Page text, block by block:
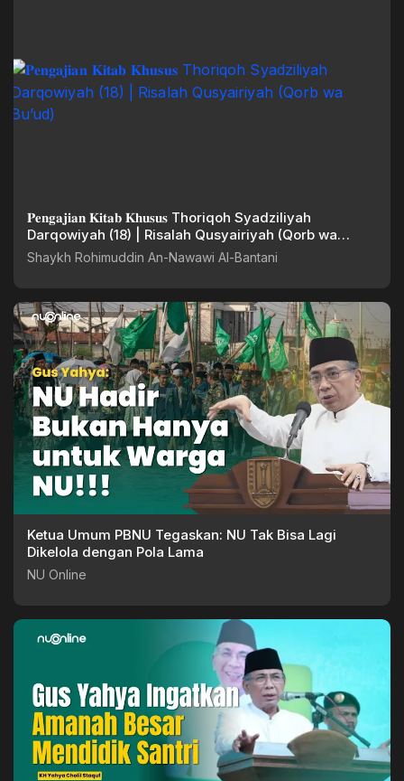
𝐏𝐞𝐧𝐠𝐚𝐣𝐢𝐚𝐧 𝐊𝐢𝐭𝐚𝐛 𝐊𝐡𝐮𝐬𝐮𝐬 Thoriqoh Syadziliyah
Darqowiyah (18) | Risalah Qusyairiyah (Qorb wa
Bu’ud)
Shaykh Rohimuddin An-Nawawi Al-Bantani
Ketua Umum PBNU Tegaskan: NU Tak Bisa Lagi
Dikelola dengan Pola Lama
NU Online